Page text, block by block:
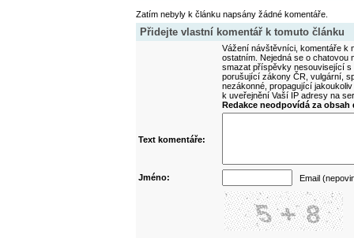
Zatím nebyly k článku napsány žádné komentáře.
Přidejte vlastní komentář k tomuto článku
Vážení návštěvníci, komentáře k
ostatním. Nejedná se o
smazat příspěvky nesouvisející
porušující zákony ČR, vulgární,
nezákonné, propagující
k uveřejnění Vaší IP adresy na
Redakce neodpovídá za
Text komentáře:
Jméno: Email